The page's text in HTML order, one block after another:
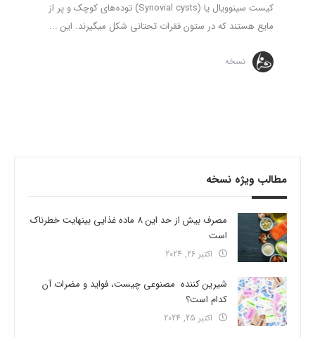
کیست سینوویال یا (Synovial cysts) توده‌های کوچک و پر از
مایع هستند که در ستون فقرات تحتانی شکل میگیرند. این ...
نسخه
مطالب ویژه نسخه
مصرف بیش از حد این 8 ماده غذایی بینهایت خطرناک
است
اکتبر 26, 2024
شیرین کننده مصنوعی چیست، فواید و مضرات آن
کدام است؟
اکتبر 25, 2024